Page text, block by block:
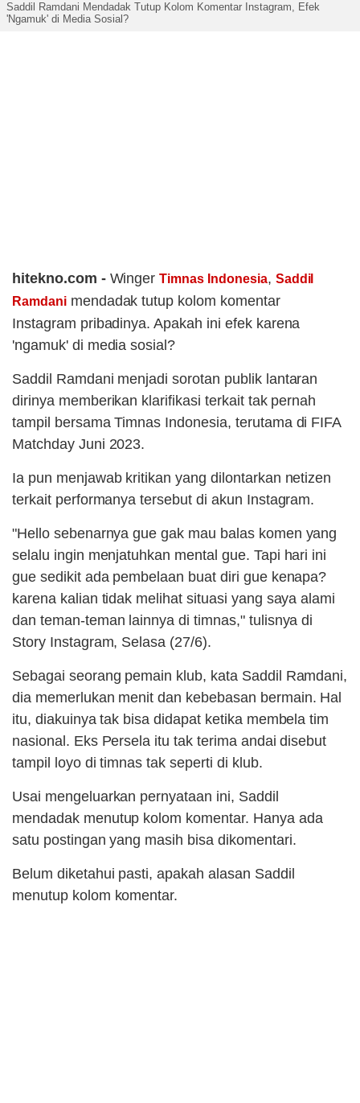
Saddil Ramdani Mendadak Tutup Kolom Komentar Instagram, Efek
'Ngamuk' di Media Sosial?
hitekno.com - WingerTimnas Indonesia, Saddil
Ramdanimendadak tutup kolom komentar
Instagram pribadinya. Apakah ini efek karena
'ngamuk' di media sosial?
Saddil Ramdani menjadi sorotan publik lantaran
dirinya memberikan klarifikasi terkait tak pernah
tampil bersama Timnas Indonesia, terutama di FIFA
Matchday Juni 2023.
Ia pun menjawab kritikan yang dilontarkan netizen
terkait performanya tersebut di akun Instagram.
"Hello sebenarnya gue gak mau balas komen yang
selalu ingin menjatuhkan mental gue. Tapi hari ini
gue sedikit ada pembelaan buat diri gue kenapa?
karena kalian tidak melihat situasi yang saya alami
dan teman-teman lainnya di timnas," tulisnya di
Story Instagram, Selasa (27/6).
Sebagai seorang pemain klub, kata Saddil Ramdani,
dia memerlukan menit dan kebebasan bermain. Hal
itu, diakuinya tak bisa didapat ketika membela tim
nasional. Eks Persela itu tak terima andai disebut
tampil loyo di timnas tak seperti di klub.
Usai mengeluarkan pernyataan ini, Saddil
mendadak menutup kolom komentar. Hanya ada
satu postingan yang masih bisa dikomentari.
Belum diketahui pasti, apakah alasan Saddil
menutup kolom komentar.